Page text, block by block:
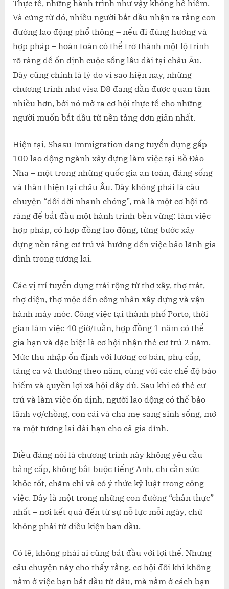
Thực tế, những hành trình như vậy không hề hiếm.
Và cũng từ đó, nhiều người bắt đầu nhận ra rằng con
đường lao động phổ thông – nếu đi đúng hướng và
hợp pháp – hoàn toàn có thể trở thành một lộ trình
rõ ràng để ổn định cuộc sống lâu dài tại châu Âu.
Đây cũng chính là lý do vì sao hiện nay, những
chương trình như visa D8 đang dần được quan tâm
nhiều hơn, bởi nó mở ra cơ hội thực tế cho những
người muốn bắt đầu từ nền tảng đơn giản nhất.
Hiện tại, Shasu Immigration đang tuyển dụng gấp
100 lao động ngành xây dựng làm việc tại Bồ Đào
Nha – một trong những quốc gia an toàn, đáng sống
và thân thiện tại châu Âu. Đây không phải là câu
chuyện “đổi đời nhanh chóng”, mà là một cơ hội rõ
ràng để bắt đầu một hành trình bền vững: làm việc
hợp pháp, có hợp đồng lao động, từng bước xây
dựng nền tảng cư trú và hướng đến việc bảo lãnh gia
đình trong tương lai.
Các vị trí tuyển dụng trải rộng từ thợ xây, thợ trát,
thợ điện, thợ mộc đến công nhân xây dựng và vận
hành máy móc. Công việc tại thành phố Porto, thời
gian làm việc 40 giờ/tuần, hợp đồng 1 năm có thể
gia hạn và đặc biệt là cơ hội nhận thẻ cư trú 2 năm.
Mức thu nhập ổn định với lương cơ bản, phụ cấp,
tăng ca và thưởng theo năm, cùng với các chế độ bảo
hiểm và quyền lợi xã hội đầy đủ. Sau khi có thẻ cư
trú và làm việc ổn định, người lao động có thể bảo
lãnh vợ/chồng, con cái và cha mẹ sang sinh sống, mở
ra một tương lai dài hạn cho cả gia đình.
Điều đáng nói là chương trình này không yêu cầu
bằng cấp, không bắt buộc tiếng Anh, chỉ cần sức
khỏe tốt, chăm chỉ và có ý thức kỷ luật trong công
việc. Đây là một trong những con đường “chân thực”
nhất – nơi kết quả đến từ sự nỗ lực mỗi ngày, chứ
không phải từ điều kiện ban đầu.
Có lẽ, không phải ai cũng bắt đầu với lợi thế. Nhưng
câu chuyện này cho thấy rằng, cơ hội đôi khi không
nằm ở việc bạn bắt đầu từ đâu, mà nằm ở cách bạn